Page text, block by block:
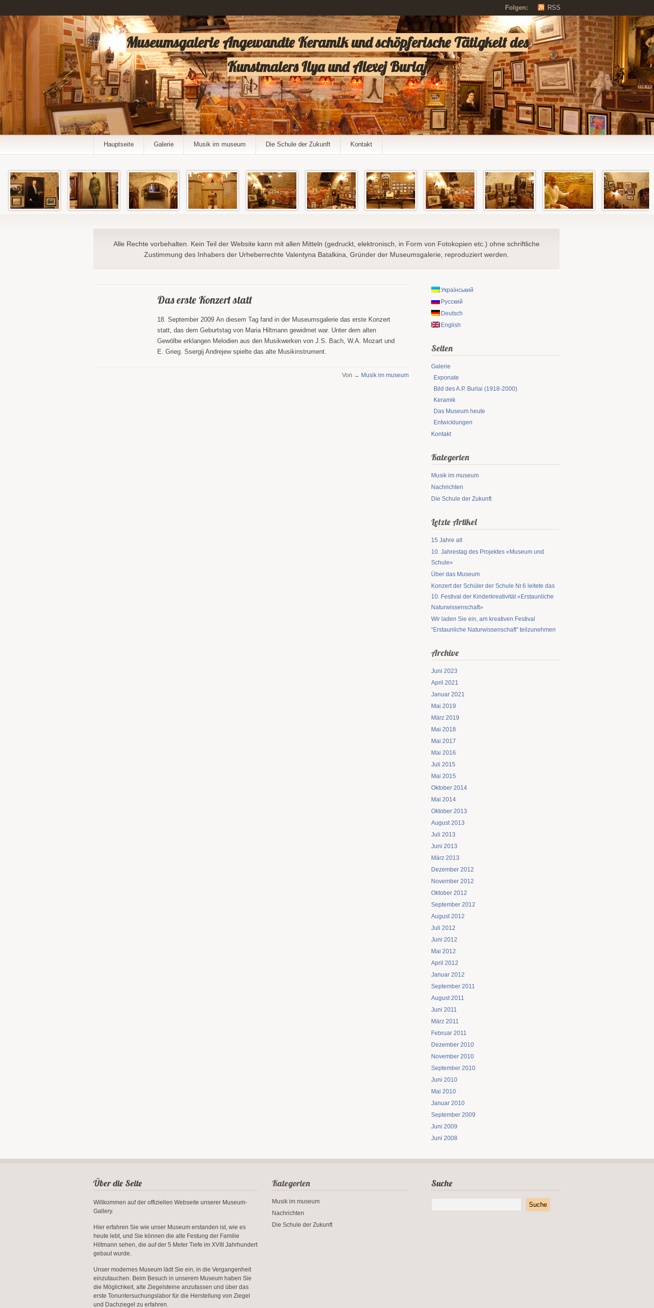
Folgen: RSS
Museumsgalerie Angewandte Keramik und schöpferische Tätigkeit des
Kunstmalers Ilya und Alexej Burlaj
Hauptseite Galerie Musik im museum Die Schule der Zukunft Kontakt
Alle Rechte vorbehalten. Kein Teil der Website kann mit allen Mitteln (gedruckt, elektronisch, in Form von Fotokopien etc.) ohne schriftliche
Zustimmung des Inhabers der Urheberrechte Valentyna Batalkina, Gründer der Museumsgalerie, reproduziert werden.
Das erste Konzert statt
18. September 2009 An diesem Tag fand in der Museumsgalerie das erste Konzert
statt, das dem Geburtstag von Maria Hiltmann gewidmet war. Unter dem alten
Gewölbe erklangen Melodien aus den Musikwerken von J.S. Bach, W.A. Mozart und
E. Grieg. Ssergij Andrejew spielte das alte Musikinstrument.
Von → Musik im museum
Український
Русский
Deutsch
English
Seiten
Galerie
Exponate
Bild des A.P. Burlai (1918-2000)
Keramik
Das Museum heute
Entwicklungen
Kontakt
Kategorien
Musik im museum
Nachrichten
Die Schule der Zukunft
Letzte Artikel
15 Jahre alt
10. Jahrestag des Projektes «Museum und
Schule»
Über das Museum
Konzert der Schüler der Schule Nr.6 leitete das
10. Festival der Kinderkreativität «Erstaunliche
Naturwissenschaft»
Wir laden Sie ein, am kreativen Festival
“Erstaunliche Naturwissenschaft” teilzunehmen
Archive
Juni 2023
April 2021
Januar 2021
Mai 2019
März 2019
Mai 2018
Mai 2017
Mai 2016
Juli 2015
Mai 2015
Oktober 2014
Mai 2014
Oktober 2013
August 2013
Juli 2013
Juni 2013
März 2013
Dezember 2012
November 2012
Oktober 2012
September 2012
August 2012
Juli 2012
Juni 2012
Mai 2012
April 2012
Januar 2012
September 2011
August 2011
Juni 2011
März 2011
Februar 2011
Dezember 2010
November 2010
September 2010
Juni 2010
Mai 2010
Januar 2010
September 2009
Juni 2009
Juni 2008
Über die Seite
Willkommen auf der offiziellen Webseite unserer Museum-
Gallery.
Hier erfahren Sie wie unser Museum erstanden ist, wie es
heute lebt, und Sie können die alte Festung der Familie
Hiltmann sehen, die auf der 5 Meter Tiefe im XVIII Jahrhundert
gebaut wurde.
Unser modernes Museum lädt Sie ein, in die Vergangenheit
einzutauchen. Beim Besuch in unserem Museum haben Sie
die Möglichkeit, alte Ziegelsteine anzufassen und über das
erste Tonuntersuchungslabor für die Herstellung von Ziegel
und Dachziegel zu erfahren.
Kategorien
Musik im museum
Nachrichten
Die Schule der Zukunft
Suche